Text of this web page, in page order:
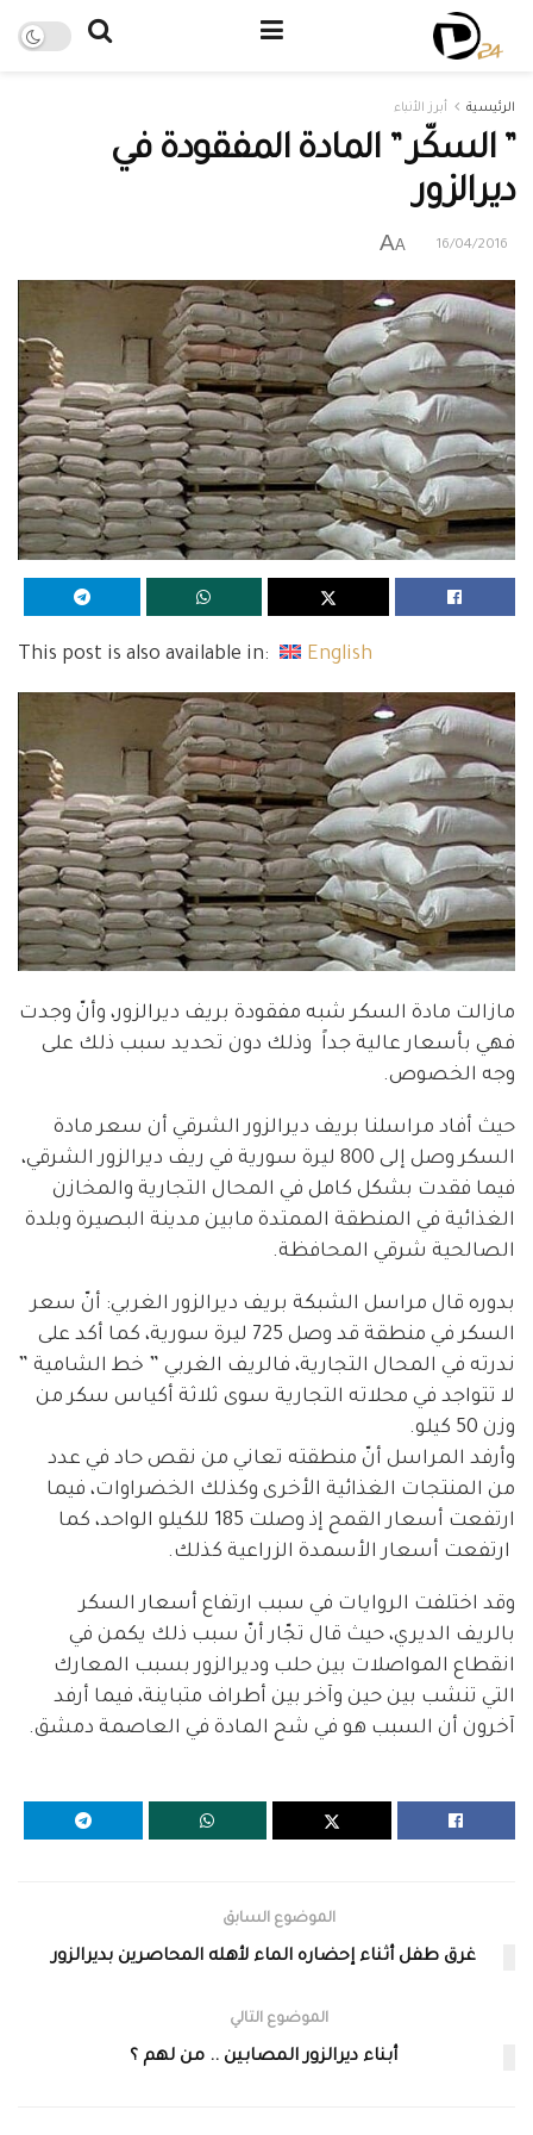
الرئيسية أبرز الأنباء
” السكّر ” المادة المفقودة في
ديرالزور
16/04/2016
A
A
This post is also available in: English
مازالت مادة السكر شبه مفقودة بريف ديرالزور، وأنّ وجدت
فهي بأسعار عالية جداً وذلك دون تحديد سبب ذلك على
وجه الخصوص.
حيث أفاد مراسلنا بريف ديرالزور الشرقي أن سعر مادة
السكر وصل إلى 800 ليرة سورية في ريف ديرالزور الشرقي،
فيما فقدت بشكل كامل في المحال التجارية والمخازن
الغذائية في المنطقة الممتدة مابين مدينة البصيرة وبلدة
الصالحية شرقي المحافظة.
بدوره قال مراسل الشبكة بريف ديرالزور الغربي: أنّ سعر
السكر في منطقة قد وصل 725 ليرة سورية، كما أكد على
ندرته في المحال التجارية، فالريف الغربي ” خط الشامية ”
لا تتواجد في محلاته التجارية سوى ثلاثة أكياس سكر من
وزن 50 كيلو.
وأرفد المراسل أنّ منطقته تعاني من نقص حاد في عدد
من المنتجات الغذائية الأخرى وكذلك الخضراوات، فيما
ارتفعت أسعار القمح إذ وصلت 185 للكيلو الواحد، كما
ارتفعت أسعار الأسمدة الزراعية كذلك.
وقد اختلفت الروايات في سبب ارتفاع أسعار السكر
بالريف الديري، حيث قال تجّار أنّ سبب ذلك يكمن في
انقطاع المواصلات بين حلب وديرالزور بسبب المعارك
التي تنشب بين حين وآخر بين أطراف متباينة، فيما أرفد
آخرون أن السبب هو في شح المادة في العاصمة دمشق.
الموضوع السابق
غرق طفل أثناء إحضاره الماء لأهله المحاصرين بديرالزور
الموضوع التالي
أبناء ديرالزور المصابين .. من لهم ؟